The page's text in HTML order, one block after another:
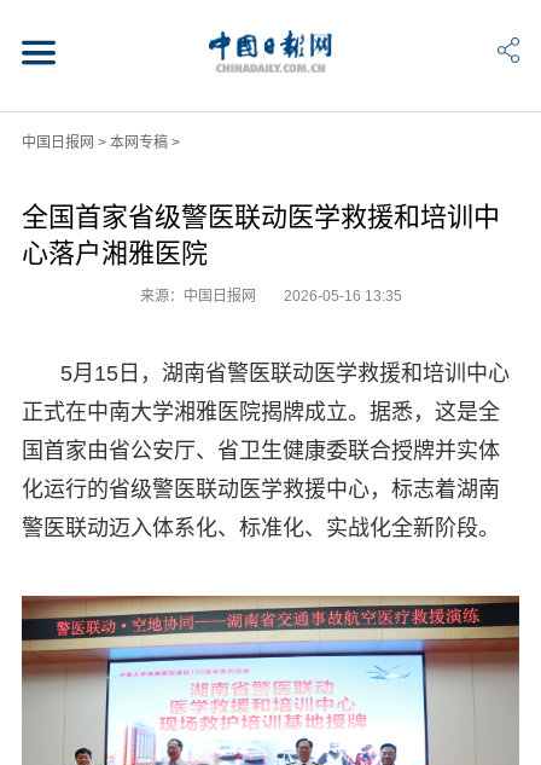
中国日报网 > 本网专稿>
全国首家省级警医联动医学救援和培训中
心落户湘雅医院
来源：中国日报网 2026-05-16 13:35
5月15日，湖南省警医联动医学救援和培训中心
正式在中南大学湘雅医院揭牌成立。据悉，这是全
国首家由省公安厅、省卫生健康委联合授牌并实体
化运行的省级警医联动医学救援中心，标志着湖南
警医联动迈入体系化、标准化、实战化全新阶段。